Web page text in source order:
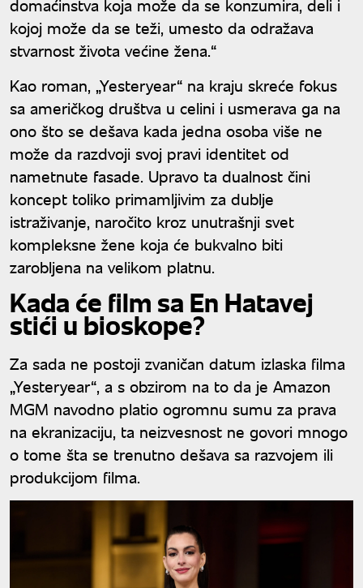
kojoj može da se teži, umesto da odražava
stvarnost života većine žena.“
Kao roman, „Yesteryear“ na kraju skreće fokus
sa američkog društva u celini i usmerava ga na
ono što se dešava kada jedna osoba više ne
može da razdvoji svoj pravi identitet od
nametnute fasade. Upravo ta dualnost čini
koncept toliko primamljivim za dublje
istraživanje, naročito kroz unutrašnji svet
kompleksne žene koja će bukvalno biti
zarobljena na velikom platnu.
Kada će film sa En Hatavej
stići u bioskope?
Za sada ne postoji zvaničan datum izlaska filma
„Yesteryear“, a s obzirom na to da je Amazon
MGM navodno platio ogromnu sumu za prava
na ekranizaciju, ta neizvesnost ne govori mnogo
o tome šta se trenutno dešava sa razvojem ili
produkcijom filma.